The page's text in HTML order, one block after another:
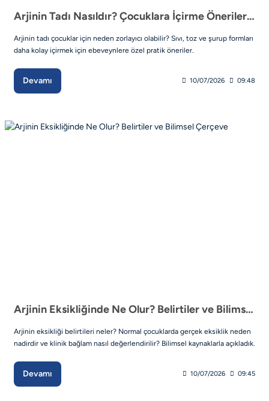
Arjinin Tadı Nasıldır? Çocuklara İçirme Önerileri ve Pratik İpuçları
Arjinin tadı çocuklar için neden zorlayıcı olabilir? Sıvı, toz ve şurup formları
daha kolay içirmek için ebeveynlere özel pratik öneriler.
Devamı 10/07/2026 09:48
Arjinin Eksikliğinde Ne Olur? Belirtiler ve Bilimsel Çerçeve
Arjinin eksikliği belirtileri neler? Normal çocuklarda gerçek eksiklik neden
nadirdir ve klinik bağlam nasıl değerlendirilir? Bilimsel kaynaklarla açıkladık.
Devamı 10/07/2026 09:45